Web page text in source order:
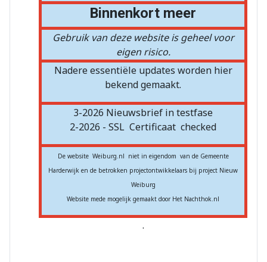
Binnenkort meer
Gebruik van deze website is geheel voor
eigen risico.
Nadere essentiële updates worden hier
bekend gemaakt.
3-2026 Nieuwsbrief in testfase
2-2026 - SSL Certificaat checked
De website Weiburg.nl niet in eigendom van de Gemeente
Harderwijk en de betrokken projectontwikkelaars bij project Nieuw
Weiburg
Website mede mogelijk gemaakt door Het Nachthok.nl
.